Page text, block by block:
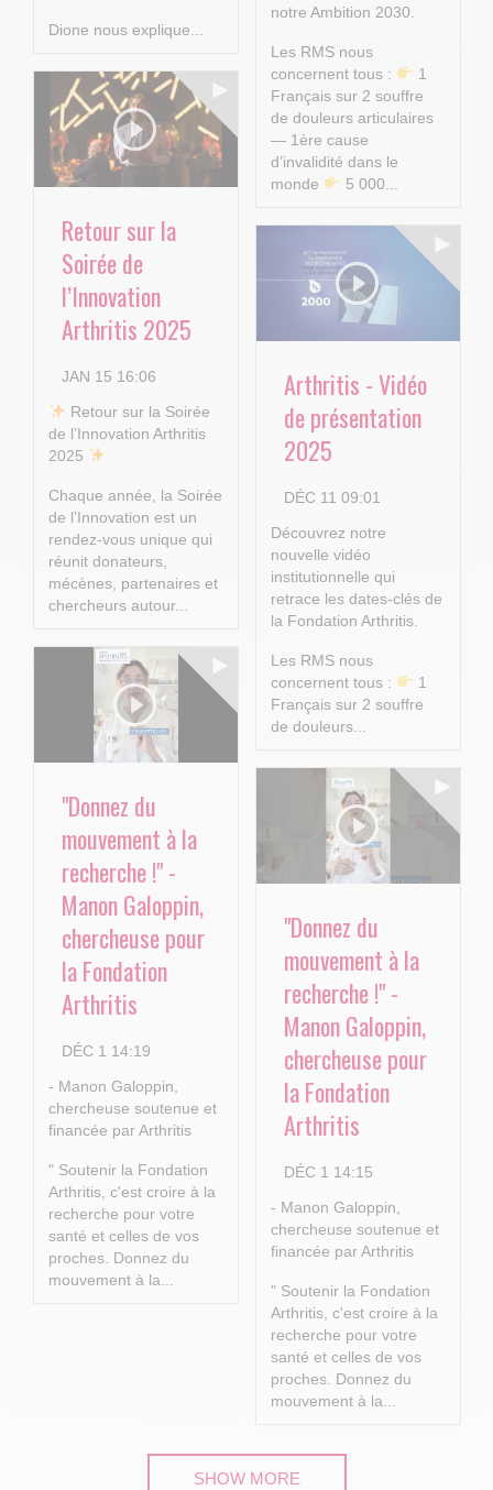
Dione nous explique...
notre Ambition 2030.
Les RMS nous
concernent tous :
1
Français sur 2 souffre
de douleurs articulaires
— 1ère cause
d’invalidité dans le
monde
5 000...
Retour sur la
Soirée de
l’Innovation
Arthritis 2025
JAN 15 16:06
​ Retour sur la Soirée
de l’Innovation Arthritis
2025
Chaque année, la Soirée
de l’Innovation est un
rendez-vous unique qui
réunit donateurs,
mécènes, partenaires et
chercheurs autour...
Arthritis - Vidéo
de présentation
2025
DÉC 11 09:01
Découvrez notre
nouvelle vidéo
institutionnelle qui
retrace les dates-clés de
la Fondation Arthritis.
Les RMS nous
concernent tous :
1
Français sur 2 souffre
de douleurs...
"Donnez du
mouvement à la
recherche !" -
Manon Galoppin,
chercheuse pour
la Fondation
Arthritis
DÉC 1 14:19
- Manon Galoppin,
chercheuse soutenue et
financée par Arthritis
" Soutenir la Fondation
Arthritis, c'est croire à la
recherche pour votre
santé et celles de vos
proches. Donnez du
mouvement à la...
"Donnez du
mouvement à la
recherche !" -
Manon Galoppin,
chercheuse pour
la Fondation
Arthritis
DÉC 1 14:15
- Manon Galoppin,
chercheuse soutenue et
financée par Arthritis
" Soutenir la Fondation
Arthritis, c'est croire à la
recherche pour votre
santé et celles de vos
proches. Donnez du
mouvement à la...
SHOW MORE